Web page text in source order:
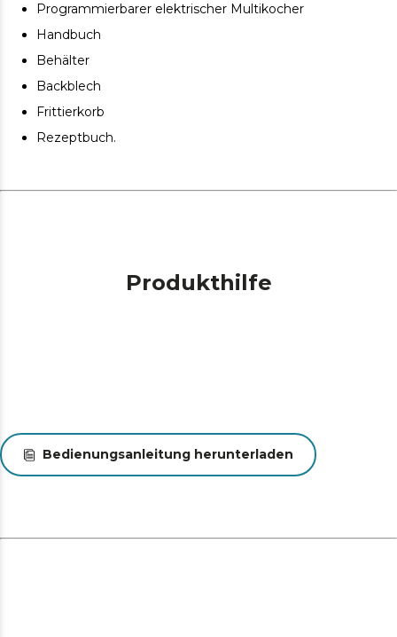
Programmierbarer elektrischer Multikocher
Handbuch
Behälter
Backblech
Frittierkorb
Rezeptbuch.
Produkthilfe
Bedienungsanleitung herunterladen